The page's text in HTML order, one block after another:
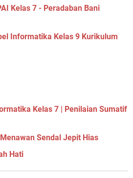
Kelas 7 - Peradaban Bani
Informatika Kelas 9 Kurikulum
Kelas 7 | Penilaian Sumatif
Sendal Jepit Hias
Hati